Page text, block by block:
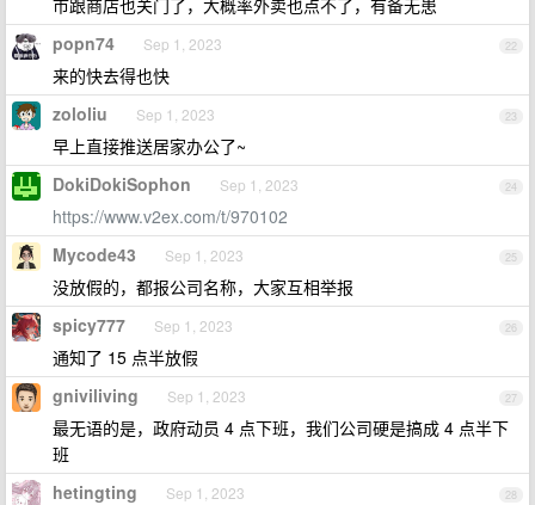
市跟商店也关门了，大概率外卖也点不了，有备无患
22
popn74 Sep 1, 2023
来的快去得也快
23
zololiu Sep 1, 2023
早上直接推送居家办公了~
24
DokiDokiSophon Sep 1, 2023
https://www.v2ex.com/t/970102
25
Mycode43 Sep 1, 2023
没放假的，都报公司名称，大家互相举报
26
spicy777 Sep 1, 2023
通知了 15 点半放假
27
gniviliving Sep 1, 2023
最无语的是，政府动员 4 点下班，我们公司硬是搞成 4 点半下
班
28
hetingting Sep 1, 2023